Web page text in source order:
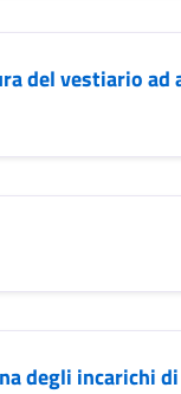
del vestiario ad
degli incarichi